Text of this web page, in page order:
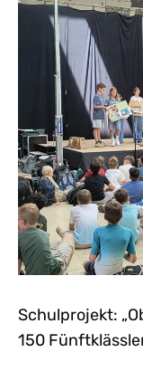
Schulprojekt:
150